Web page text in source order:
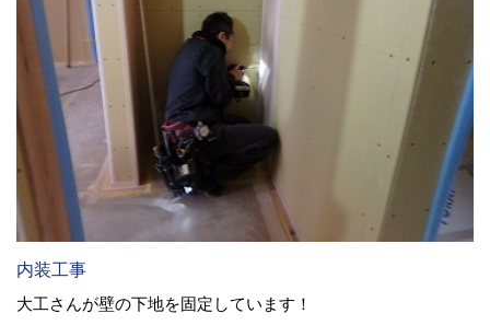
内装工事
大工さんが壁の下地を固定しています！